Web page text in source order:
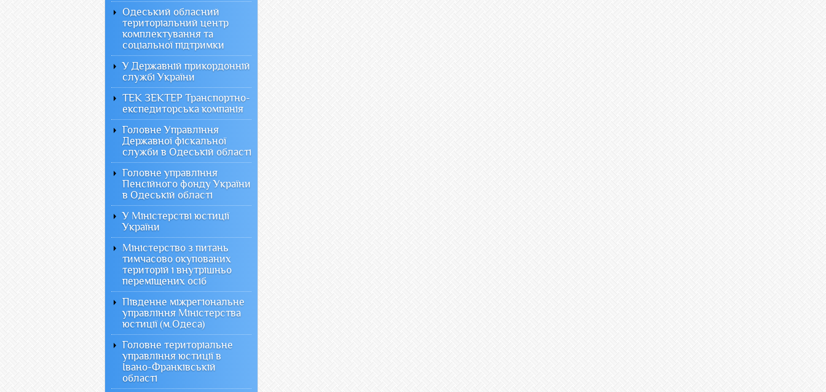
Одеський обласний
територіальний центр
комплектування та
соціальної підтримки
У Державній прикордонній
службі України
ТЕК ЗЕКТЕР Транспортно-
експедиторська компанія
Головне Управління
Державної фіскальної
служби в Одеській області
Головне управління
Пенсійного фонду України
в Одеській області
У Міністерстві юстиції
України
Міністерство з питань
тимчасово окупованих
територій і внутрішньо
переміщених осіб
Південне міжрегіональне
управління Міністерства
юстиції (м.Одеса)
Головне територіальне
управління юстиції в
Івано-Франківській
області